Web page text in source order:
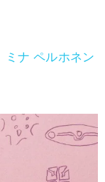
ミナ ペルホネン